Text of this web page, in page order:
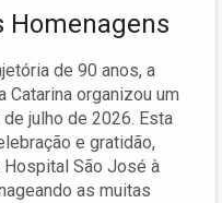
Homenagens
de 90 anos, a
organizou um
julho de 2026. Esta
e gratidão,
São José à
as muitas